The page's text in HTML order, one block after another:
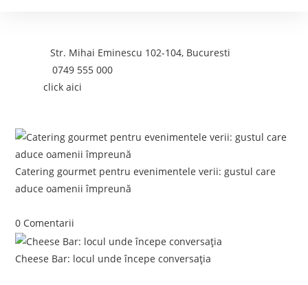
Adresa:Str. Mihai Eminescu 102-104, Bucuresti
Telefon:0749 555 000
Email:click aici
Catering gourmet pentru evenimentele verii: gustul care
aduce oamenii împreună
0 Comentarii
Cheese Bar: locul unde începe conversația